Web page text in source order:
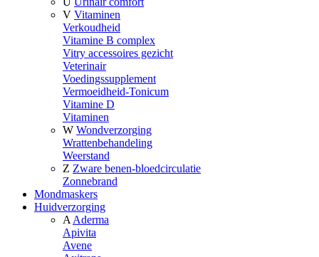
V Vitaminen
Verkoudheid
Vitamine B complex
Vitry accessoires gezicht
Veterinair
Voedingssupplement
Vermoeidheid-Tonicum
Vitamine D
Vitaminen
W Wondverzorging
Wrattenbehandeling
Weerstand
Z Zware benen-bloedcirculatie
Zonnebrand
Mondmaskers
Huidverzorging
A Aderma
Apivita
Avene